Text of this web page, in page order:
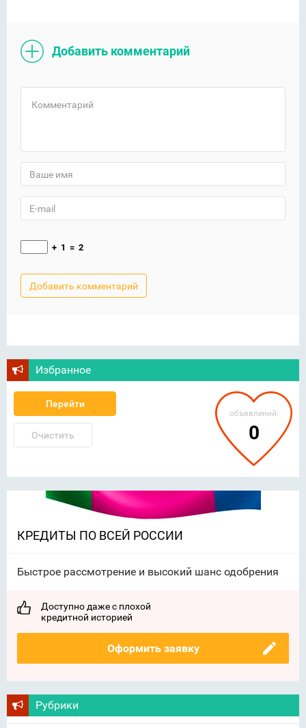
Добавить комментарий
+ 1 = 2
Избранное
Перейти
Очистить
объявлений:
0
КРЕДИТЫ ПО ВСЕЙ РОССИИ
Быстрое рассмотрение и высокий шанс одобрения
Доступно даже с плохой
кредитной историей
Оформить заявку
Рубрики